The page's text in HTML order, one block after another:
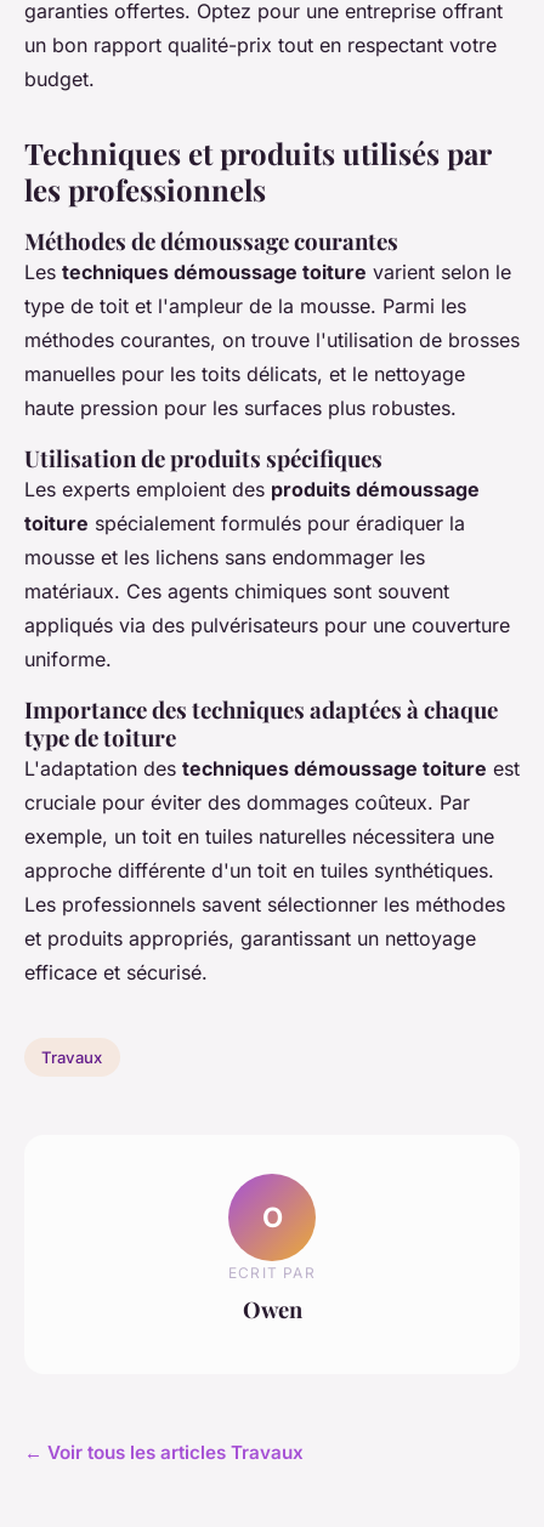
garanties offertes. Optez pour une entreprise offrant
un bon rapport qualité-prix tout en respectant votre
budget.
Techniques et produits utilisés par
les professionnels
Méthodes de démoussage courantes
Les techniques démoussage toiture varient selon le
type de toit et l'ampleur de la mousse. Parmi les
méthodes courantes, on trouve l'utilisation de brosses
manuelles pour les toits délicats, et le nettoyage
haute pression pour les surfaces plus robustes.
Utilisation de produits spécifiques
Les experts emploient des produits démoussage
toiture spécialement formulés pour éradiquer la
mousse et les lichens sans endommager les
matériaux. Ces agents chimiques sont souvent
appliqués via des pulvérisateurs pour une couverture
uniforme.
Importance des techniques adaptées à chaque
type de toiture
L'adaptation des techniques démoussage toiture est
cruciale pour éviter des dommages coûteux. Par
exemple, un toit en tuiles naturelles nécessitera une
approche différente d'un toit en tuiles synthétiques.
Les professionnels savent sélectionner les méthodes
et produits appropriés, garantissant un nettoyage
efficace et sécurisé.
Travaux
O
ECRIT PAR
Owen
← Voir tous les articles Travaux